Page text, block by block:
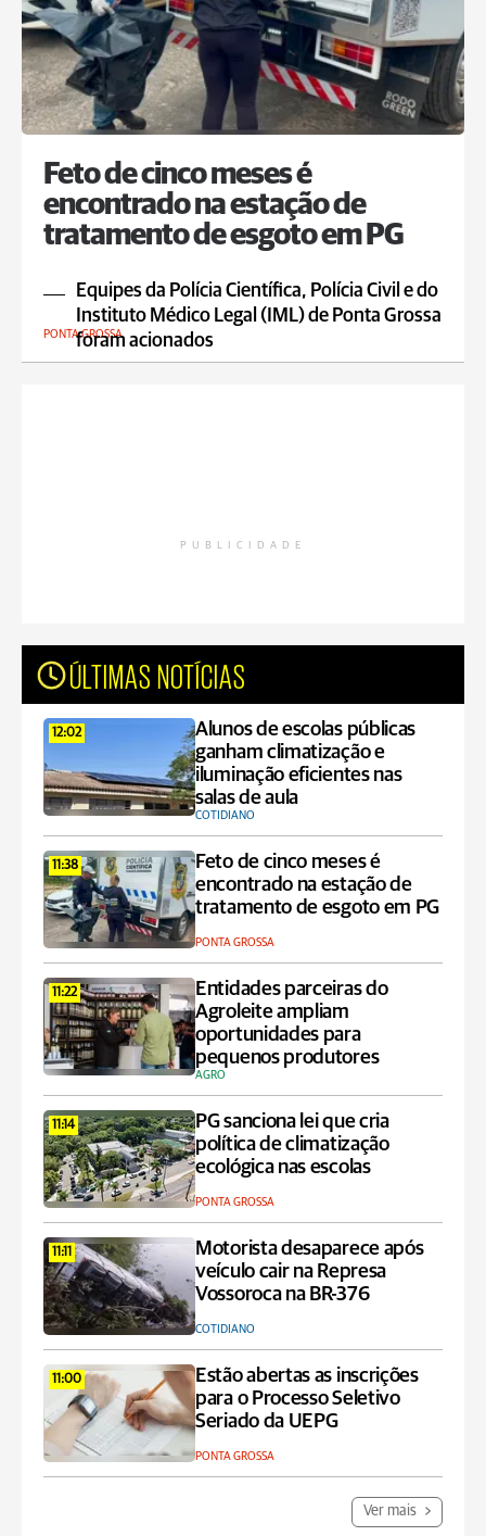
Feto de cinco meses é
encontrado na estação de
tratamento de esgoto em PG
Equipes da Polícia Científica, Polícia Civil e do
Instituto Médico Legal (IML) de Ponta Grossa
foram acionados
PONTA GROSSA
PUBLICIDADE
ÚLTIMAS NOTÍCIAS
12:02
Alunos de escolas públicas
ganham climatização e
iluminação eficientes nas
salas de aula
COTIDIANO
11:38
Feto de cinco meses é
encontrado na estação de
tratamento de esgoto em PG
PONTA GROSSA
11:22
Entidades parceiras do
Agroleite ampliam
oportunidades para
pequenos produtores
AGRO
11:14
PG sanciona lei que cria
política de climatização
ecológica nas escolas
PONTA GROSSA
11:11
Motorista desaparece após
veículo cair na Represa
Vossoroca na BR-376
COTIDIANO
11:00
Estão abertas as inscrições
para o Processo Seletivo
Seriado da UEPG
PONTA GROSSA
Ver mais